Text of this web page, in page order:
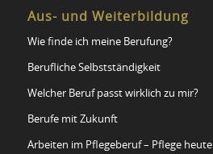
Aus- und Weiterbildung
Wie finde ich meine Berufung?
Berufliche Selbstständigkeit
Welcher Beruf passt wirklich zu mir?
Berufe mit Zukunft
Arbeiten im Pflegeberuf – Pflege heute